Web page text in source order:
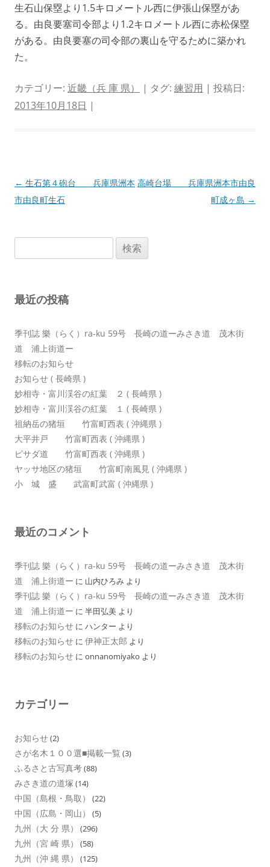
生石山保塁より1.5キロメートル西に伊張山保塁があ
る。由良要塞司令部より1.2キロメートル西に赤松保塁
がある。由良要塞の司令部の裏山を守るために築かれ
た。
カテゴリー: 近畿（兵 庫 県） | タグ: 練習用 | 投稿日:
2013年10月18日 |
投
稿
ョ
← 生石第４砲台 兵庫県洲本
市由良町生石
高崎台場 兵庫県洲本市由良
町成ヶ島 →
索:
最近の投稿
季刊誌 樂（らく）ra-ku 59号 長崎の道ーみさき道 茂木街
道 浦上街道ー
移転のお知らせ
お知らせ ( 長崎県 )
妙相寺・富川渓谷の紅葉 ２ ( 長崎県 )
妙相寺・富川渓谷の紅葉 １ ( 長崎県 )
祖納岳の猪垣 竹富町西表 ( 沖縄県 )
大平井戸 竹富町西表 ( 沖縄県 )
ピサダ道 竹富町西表 ( 沖縄県 )
ヤッサ地区の猪垣 竹富町南風見 ( 沖縄県 )
小 城 盛 武富町武富 ( 沖縄県 )
最近のコメント
季刊誌 樂（らく）ra-ku 59号 長崎の道ーみさき道 茂木街
道 浦上街道ー に 山内ひろみ より
季刊誌 樂（らく）ra-ku 59号 長崎の道ーみさき道 茂木街
道 浦上街道ー に 半田弘美 より
移転のお知らせ に ハンター より
移転のお知らせ に 伊神正太郎 より
移転のお知らせ に onnanomiyako より
カテゴリー
お知らせ(2)
さが名木１００選■掲載一覧 (3)
ふるさと古写真考(88)
みさき道の道塚 (14)
中国（島根・鳥取） (22)
中国（広島・岡山） (5)
九州（大 分 県） (296)
九州（宮 崎 県） (58)
九州（沖 縄 県） (125)